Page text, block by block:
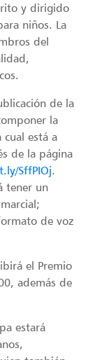
y dirigido
niños. La
del
de la
la
cual está a
de la página
SffPIOj.
tener un
de voz
el Premio
además de
estará